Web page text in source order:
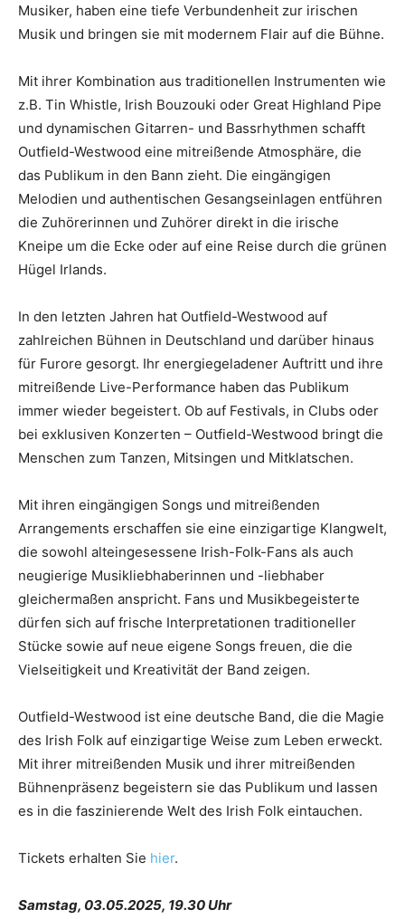
Musiker, haben eine tiefe Verbundenheit zur irischen
Musik und bringen sie mit modernem Flair auf die Bühne.
Mit ihrer Kombination aus traditionellen Instrumenten wie
z.B. Tin Whistle, Irish Bouzouki oder Great Highland Pipe
und dynamischen Gitarren- und Bassrhythmen schafft
Outfield-Westwood eine mitreißende Atmosphäre, die
das Publikum in den Bann zieht. Die eingängigen
Melodien und authentischen Gesangseinlagen entführen
die Zuhörerinnen und Zuhörer direkt in die irische
Kneipe um die Ecke oder auf eine Reise durch die grünen
Hügel Irlands.
In den letzten Jahren hat Outfield-Westwood auf
zahlreichen Bühnen in Deutschland und darüber hinaus
für Furore gesorgt. Ihr energiegeladener Auftritt und ihre
mitreißende Live-Performance haben das Publikum
immer wieder begeistert. Ob auf Festivals, in Clubs oder
bei exklusiven Konzerten – Outfield-Westwood bringt die
Menschen zum Tanzen, Mitsingen und Mitklatschen.
Mit ihren eingängigen Songs und mitreißenden
Arrangements erschaffen sie eine einzigartige Klangwelt,
die sowohl alteingesessene Irish-Folk-Fans als auch
neugierige Musikliebhaberinnen und -liebhaber
gleichermaßen anspricht. Fans und Musikbegeisterte
dürfen sich auf frische Interpretationen traditioneller
Stücke sowie auf neue eigene Songs freuen, die die
Vielseitigkeit und Kreativität der Band zeigen.
Outfield-Westwood ist eine deutsche Band, die die Magie
des Irish Folk auf einzigartige Weise zum Leben erweckt.
Mit ihrer mitreißenden Musik und ihrer mitreißenden
Bühnenpräsenz begeistern sie das Publikum und lassen
es in die faszinierende Welt des Irish Folk eintauchen.
Tickets erhalten Sie hier.
Samstag, 03.05.2025, 19.30 Uhr